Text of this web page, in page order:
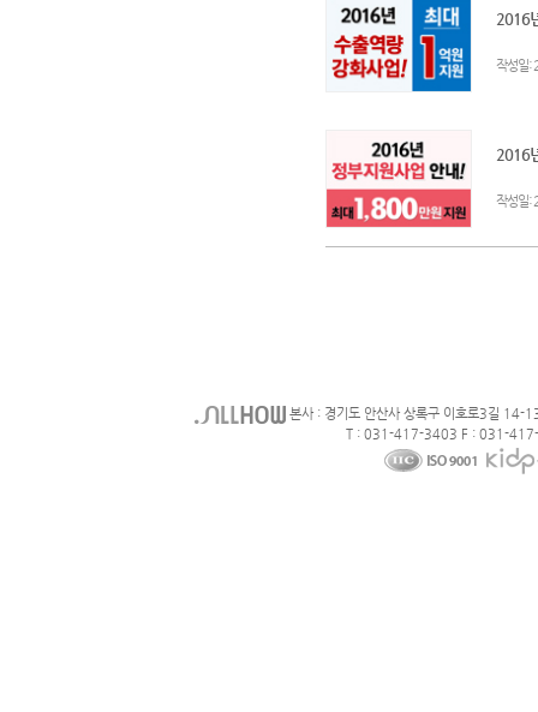
2016
작성일
2016
작성일
본사 : 경기도 안산사 상록구 이호로3길 14-
T : 031-417-3403 F : 031-